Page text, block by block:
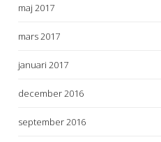
maj 2017
mars 2017
januari 2017
december 2016
september 2016